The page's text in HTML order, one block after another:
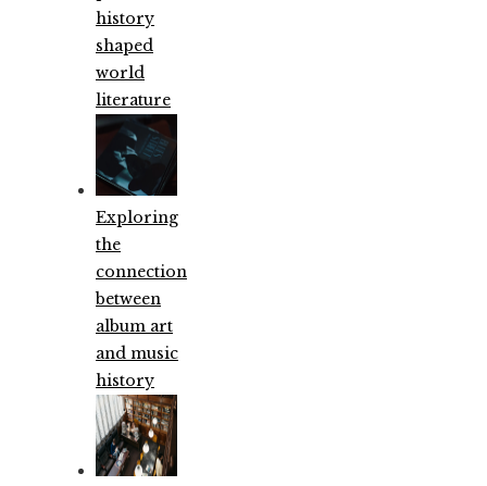
history
shaped
world
literature
Exploring
the
connection
between
album art
and music
history